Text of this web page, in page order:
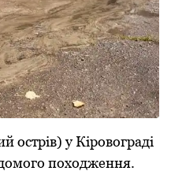
у Кіровограді
походження.